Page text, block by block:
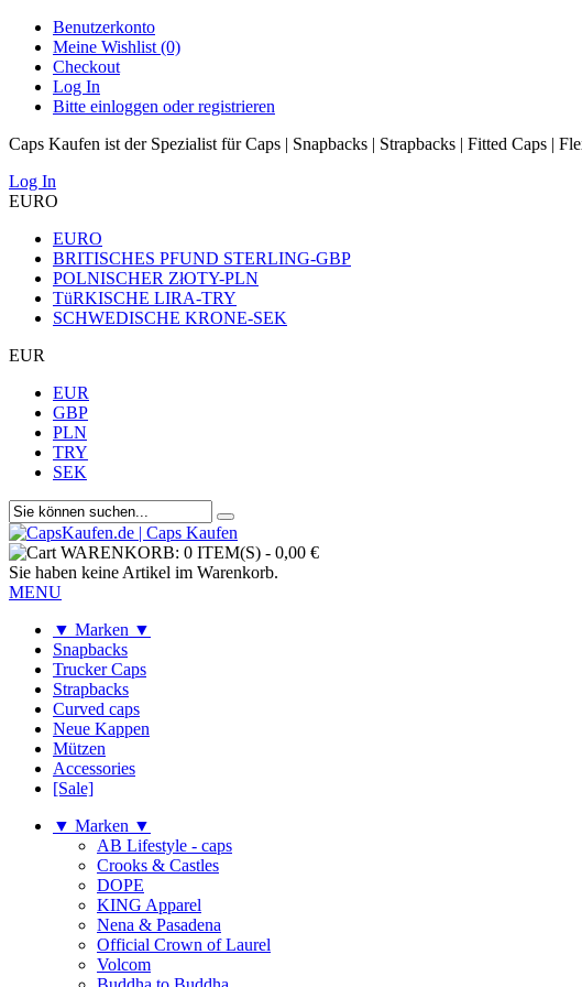
Benutzerkonto
Meine Wishlist (0)
Checkout
Log In
Bitte einloggen oder registrieren
Caps Kaufen ist der Spezialist für Caps | Snapbacks | Strapbacks | Fitted Caps |
Log In
EURO
EURO
BRITISCHES PFUND STERLING-GBP
POLNISCHER ZłOTY-PLN
TüRKISCHE LIRA-TRY
SCHWEDISCHE KRONE-SEK
EUR
EUR
GBP
PLN
TRY
SEK
WARENKORB: 0 ITEM(S) - 0,00 €
Sie haben keine Artikel im Warenkorb.
MENU
▼ Marken ▼
Snapbacks
Trucker Caps
Strapbacks
Curved caps
Neue Kappen
Mützen
Accessories
[Sale]
▼ Marken ▼
AB Lifestyle - caps
Crooks & Castles
DOPE
KING Apparel
Nena & Pasadena
Official Crown of Laurel
Volcom